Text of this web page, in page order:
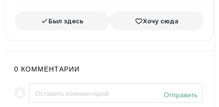
Был здесь Хочу сюда
0 КОММЕНТАРИИ
Отправить